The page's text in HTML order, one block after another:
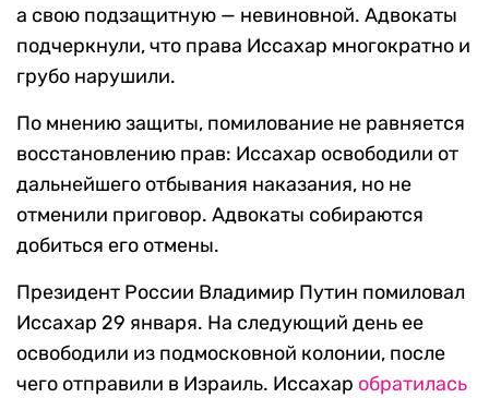
а свою подзащитную — невиновной. Адвокаты
подчеркнули, что права Иссахар многократно и
грубо нарушили.
По мнению защиты, помилование не равняется
восстановлению прав: Иссахар освободили от
дальнейшего отбывания наказания, но не
отменили приговор. Адвокаты собираются
добиться его отмены.
Президент России Владимир Путин помиловал
Иссахар 29 января. На следующий день ее
освободили из подмосковной колонии, после
чего отправили в Израиль. Иссахар обратилась